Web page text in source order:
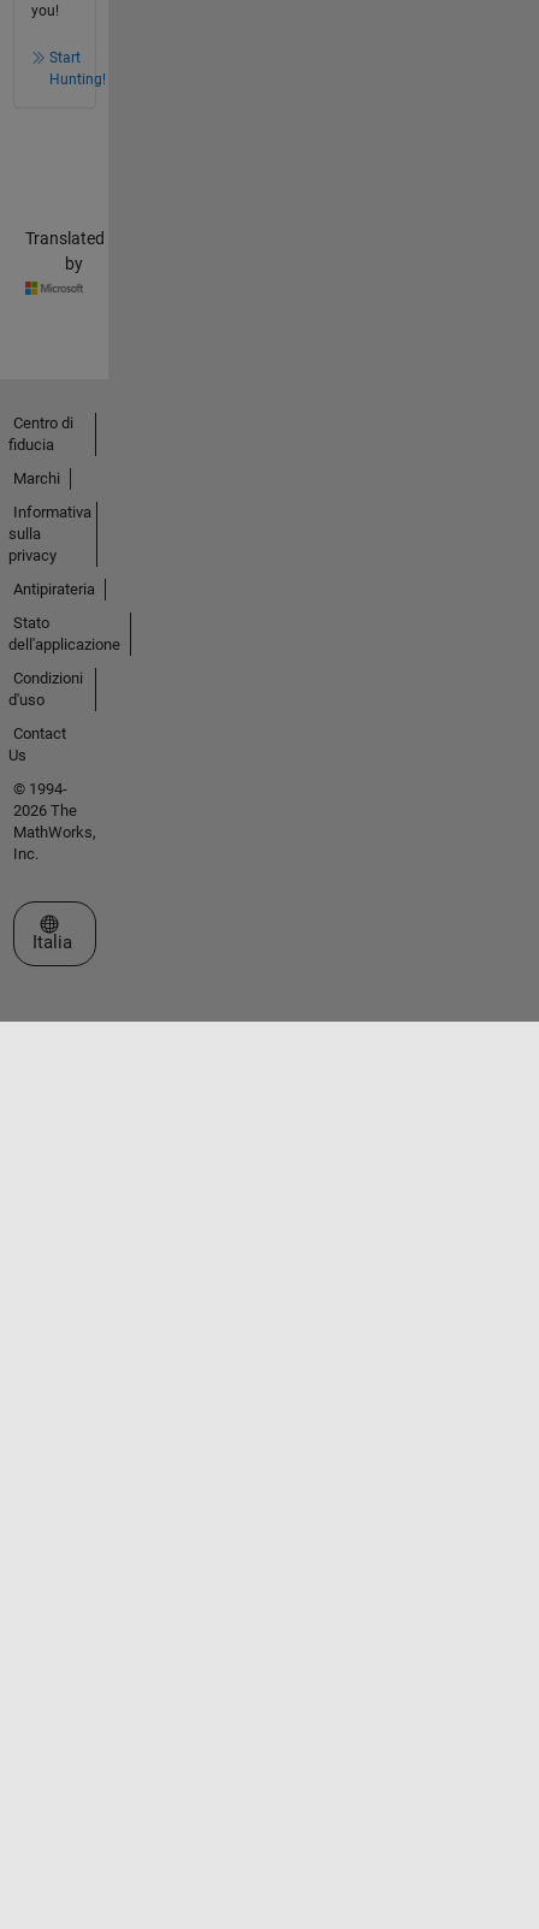
you!
Start
Hunting!
Translated
by
Centro di
fiducia
Marchi
Informativa
sulla
privacy
Antipirateria
Stato
dell'applicazione
Condizioni
d'uso
Contact
Us
© 1994-
2026 The
MathWorks,
Inc.
Seleziona un sito web
Italia